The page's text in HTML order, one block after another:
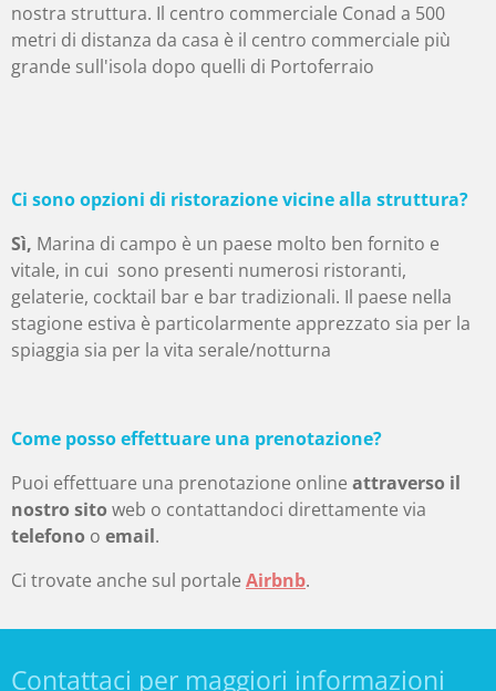
nostra struttura. Il centro commerciale Conad a 500
metri di distanza da casa è il centro commerciale più
grande sull'isola dopo quelli di Portoferraio
Ci sono opzioni di ristorazione vicine alla struttura?
Sì, Marina di campo è un paese molto ben fornito e
vitale, in cui sono presenti numerosi ristoranti,
gelaterie, cocktail bar e bar tradizionali. Il paese nella
stagione estiva è particolarmente apprezzato sia per la
spiaggia sia per la vita serale/notturna
Come posso effettuare una prenotazione?
Puoi effettuare una prenotazione online attraverso il
nostro sito web o contattandoci direttamente via
telefono o email.
Ci trovate anche sul portale Airbnb.
Contattaci per maggiori informazioni